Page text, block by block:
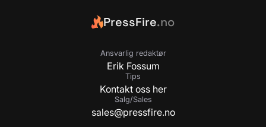
PressFire.no
Ansvarlig redaktør
Erik Fossum
Tips
Kontakt oss her
Salg/Sales
sales@pressfire.no